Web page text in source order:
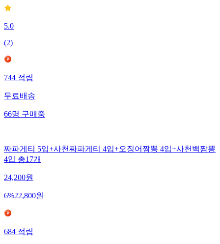
5.0
(2)
744적립
무료배송
66명구매중
짜파게티 5입+사천짜파게티 4입+오징어짬뽕 4입+사천백짬뽕
4입 총17개
24,200원
6%22,800원
684적립